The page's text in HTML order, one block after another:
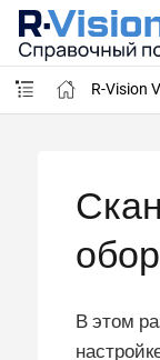
R-Vision
В этом